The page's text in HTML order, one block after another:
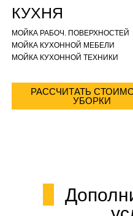
МОЙКА РАБОЧ. ПОВЕРХНОСТЕЙ
МОЙКА КУХОННОЙ МЕБЕЛИ
МОЙКА КУХОННОЙ ТЕХНИКИ
КУХНЯ
РАССЧИТАТЬ
УБОРКИ